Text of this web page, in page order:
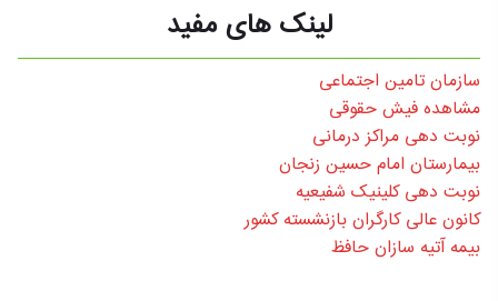
لینک های مفید
سازمان تامین اجتماعی
مشاهده فیش حقوقی
نوبت دهی مراکز درمانی
بیمارستان امام حسین زنجان
نوبت دهی کلینیک شفیعیه
کانون عالی کارگران بازنشسته کشور
بیمه آتیه سازان حافظ